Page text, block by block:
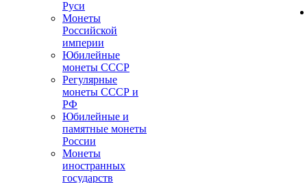
Руси
Монеты
Российской
империи
Юбилейные
монеты СССР
Регулярные
монеты СССР и
РФ
Юбилейные и
памятные монеты
России
Монеты
иностранных
государств